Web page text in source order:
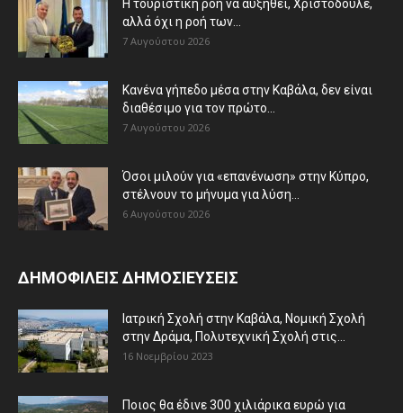
Η τουριστική ροή να αυξηθεί, Χριστόδουλε,
αλλά όχι η ροή των...
7 Αυγούστου 2026
Κανένα γήπεδο μέσα στην Καβάλα, δεν είναι
διαθέσιμο για τον πρώτο...
7 Αυγούστου 2026
Όσοι μιλούν για «επανένωση» στην Κύπρο,
στέλνουν το μήνυμα για λύση...
6 Αυγούστου 2026
ΔΗΜΟΦΙΛΕΙΣ ΔΗΜΟΣΙΕΥΣΕΙΣ
Ιατρική Σχολή στην Καβάλα, Νομική Σχολή
στην Δράμα, Πολυτεχνική Σχολή στις...
16 Νοεμβρίου 2023
Ποιος θα έδινε 300 χιλιάρικα ευρώ για